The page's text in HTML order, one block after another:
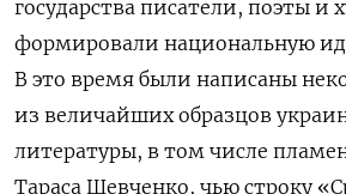
государства писатели, поэты и
формировали национальную
В это время были написаны
из величайших образцов
литературы, в том числе
Тараса Шевченко, чью строку